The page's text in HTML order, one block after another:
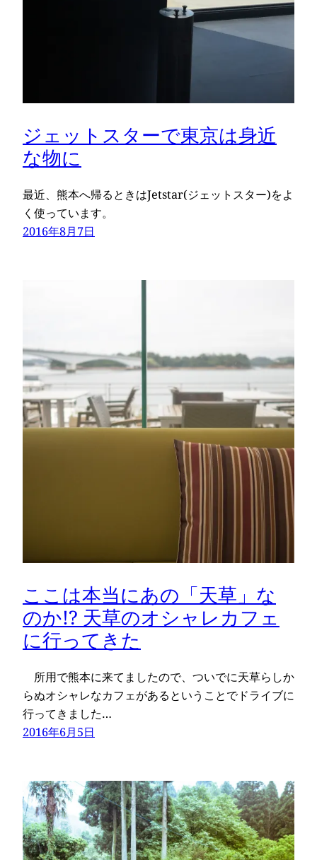
ジェットスターで東京は身近
な物に
最近、熊本へ帰るときはJetstar(ジェットスター)をよ
く使っています。
2016年8月7日
ここは本当にあの「天草」な
のか!? 天草のオシャレカフェ
に行ってきた
所用で熊本に来てましたので、ついでに天草らしか
らぬオシャレなカフェがあるということでドライブに
行ってきました…
2016年6月5日